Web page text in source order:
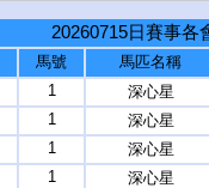
20260715日賽事各
馬號 馬匹名稱
1
深心星
1
深心星
1
深心星
1
深心星